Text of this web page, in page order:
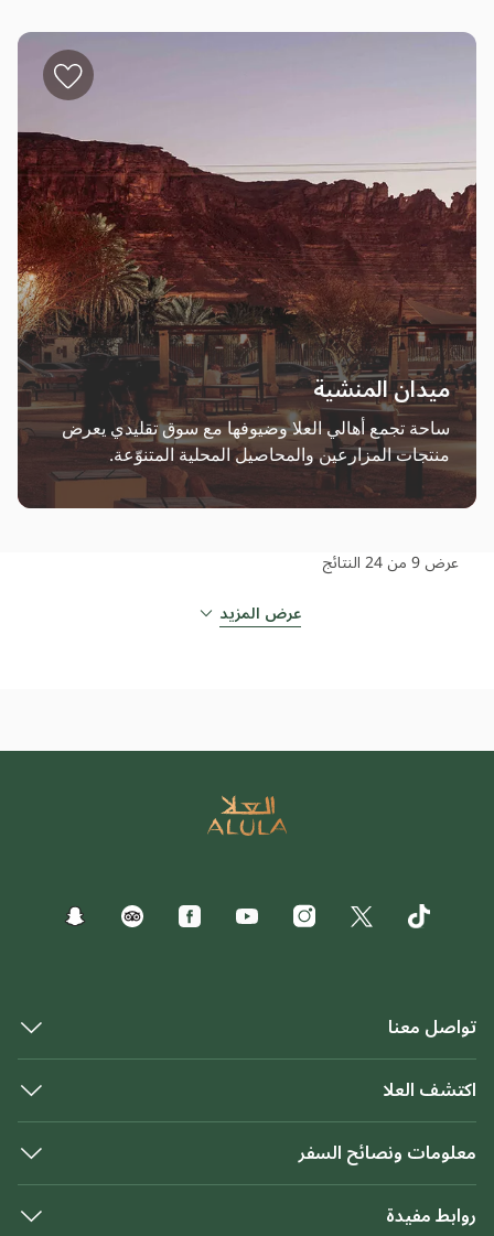
المستدامة، وخيرات المحاصيل التي تُثري موائد المطاعم
ميدان المنشية
ساحة تجمع أهالي العلا وضيوفها مع سوق تقليدي يعرض
منتجات المزارعين والمحاصيل المحلية المتنوّعة.
عرض 9 من 24
النتائج
عرض المزيد
تواصل معنا
اكتشف العلا
معلومات ونصائح السفر
روابط مفيدة